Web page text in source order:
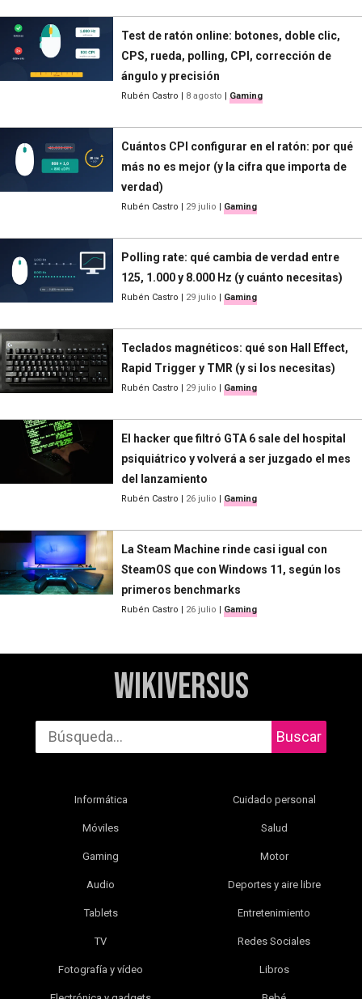
Test de ratón online: botones, doble clic,
CPS, rueda, polling, CPI, corrección de
ángulo y precisión
Rubén Castro 8 agosto Gaming
Cuántos CPI configurar en el ratón: por qué
más no es mejor (y la cifra que importa de
verdad)
Rubén Castro 29 julio Gaming
Polling rate: qué cambia de verdad entre
125, 1.000 y 8.000 Hz (y cuánto necesitas)
Rubén Castro 29 julio Gaming
Teclados magnéticos: qué son Hall Effect,
Rapid Trigger y TMR (y si los necesitas)
Rubén Castro 29 julio Gaming
El hacker que filtró GTA 6 sale del hospital
psiquiátrico y volverá a ser juzgado el mes
del lanzamiento
Rubén Castro 26 julio Gaming
La Steam Machine rinde casi igual con
SteamOS que con Windows 11, según los
primeros benchmarks
Rubén Castro 26 julio Gaming
WikiVersus
Buscar
Informática
Móviles
Gaming
Audio
Tablets
TV
Fotografía y vídeo
Cuidado personal
Salud
Motor
Deportes y aire libre
Entretenimiento
Redes Sociales
Libros